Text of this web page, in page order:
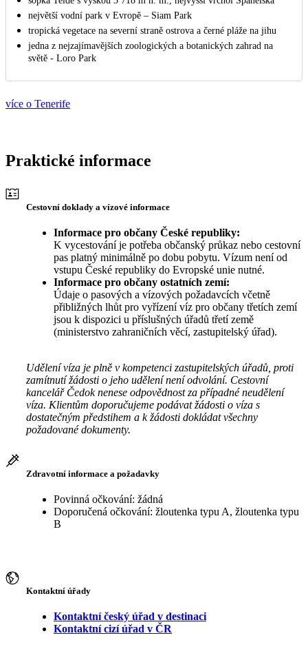
největší vodní park v Evropě – Siam Park
tropická vegetace na severní straně ostrova a černé pláže na jihu
jedna z nejzajímavějších zoologických a botanických zahrad na
světě - Loro Park
více o Tenerife
Praktické informace
Cestovní doklady a vízové informace
Informace pro občany České republiky:
K vycestování je potřeba občanský průkaz nebo cestovní
pas platný minimálně po dobu pobytu. Vízum není od
vstupu České republiky do Evropské unie nutné.
Informace pro občany ostatních zemí:
Údaje o pasových a vízových požadavcích včetně
přibližných lhůt pro vyřízení víz pro občany třetích zemí
jsou k dispozici u příslušných úřadů třetí země
(ministerstvo zahraničních věcí, zastupitelský úřad).
Udělení víza je plně v kompetenci zastupitelských úřadů, proti
zamítnutí žádosti o jeho udělení není odvolání. Cestovní
kancelář Čedok nenese odpovědnost za případné neudělení
víza. Klientům doporučujeme podávat žádosti o víza s
dostatečným předstihem a k žádosti dokládat všechny
požadované dokumenty.
Zdravotní informace a požadavky
Povinná očkování: žádná
Doporučená očkování: žloutenka typu A, žloutenka typu
B
Kontaktní úřady
Kontaktní český úřad v destinaci
Kontaktní cizí úřad v ČR